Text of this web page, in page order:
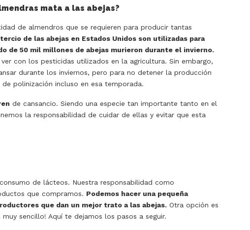
mata a las abejas?
de almendros que se requieren para producir tantas
de las abejas en Estados Unidos son utilizadas para
de 50 mil millones de abejas murieron durante el invierno.
con los pesticidas utilizados en la agricultura. Sin embargo,
durante los inviernos, pero para no detener la producción
polinización incluso en esa temporada.
de cansancio. Siendo una especie tan importante tanto en el
la responsabilidad de cuidar de ellas y evitar que esta
de lácteos. Nuestra responsabilidad como
que compramos. Podemos hacer una pequeña
que dan un mejor trato a las abejas. Otra opción es
sencillo! Aquí te dejamos los pasos a seguir.